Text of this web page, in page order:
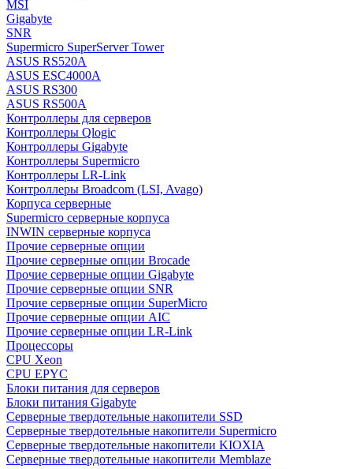
MSI
Gigabyte
SNR
Supermicro SuperServer Tower
ASUS RS520A
ASUS ESC4000A
ASUS RS300
ASUS RS500A
Контроллеры для серверов
Контроллеры Qlogic
Контроллеры Gigabyte
Контроллеры Supermicro
Контроллеры LR-Link
Контроллеры Broadcom (LSI, Avago)
Корпуса серверные
Supermicro серверные корпуса
INWIN серверные корпуса
Прочие серверные опции
Прочие серверные опции Brocade
Прочие серверные опции Gigabyte
Прочие серверные опции SNR
Прочие серверные опции SuperMicro
Прочие серверные опции AIC
Прочие серверные опции LR-Link
Процессоры
CPU Xeon
CPU EPYC
Блоки питания для серверов
Блоки питания Gigabyte
Серверные твердотельные накопители SSD
Cерверные твердотельные накопители Supermicro
Cерверные твердотельные накопители KIOXIA
Cерверные твердотельные накопители Memblaze